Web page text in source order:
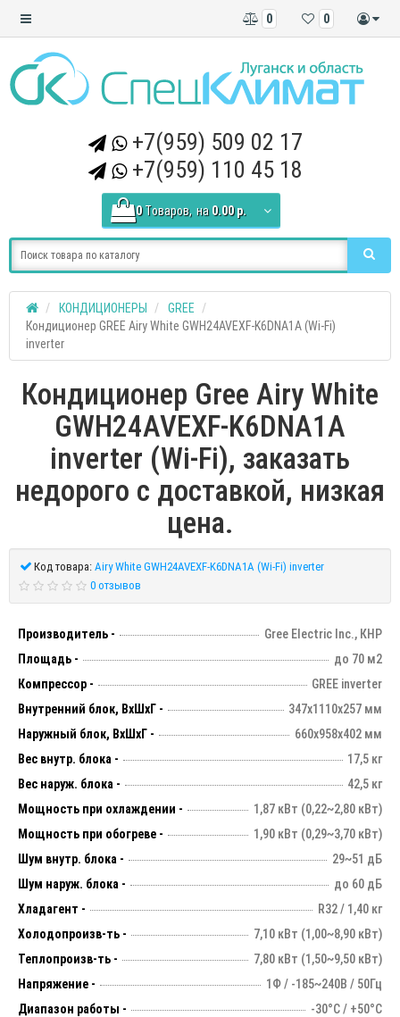
0
0
+7(959) 509 02 17
+7(959) 110 45 18
0 Tоваров, на 0.00 р.
КОНДИЦИОНЕРЫ
GREE
Кондиционер GREE Airy White GWH24AVEXF-K6DNA1A (Wi-Fi)
inverter
Кондиционер Gree Airy White
GWH24AVEXF-K6DNA1A
inverter (Wi-Fi), заказать
недорого с доставкой, низкая
цена.
Код товара: Airy White GWH24AVEXF-K6DNA1A (Wi-Fi) inverter
0 отзывов
Производитель -
Gree Electric Inc., КНР
Площадь -
до 70 м2
Компрессор -
GREE inverter
Внутренний блок, ВхШхГ -
347х1110х257 мм
Наружный блок, ВхШхГ -
660х958х402 мм
Вес внутр. блока -
17,5 кг
Вес наруж. блока -
42,5 кг
Мощность при охлаждении -
1,87 кВт (0,22~2,80 кВт)
Мощность при обогреве -
1,90 кВт (0,29~3,70 кВт)
Шум внутр. блока -
29~51 дБ
Шум наруж. блока -
до 60 дБ
Хладагент -
R32 / 1,40 кг
Холодопроизв-ть -
7,10 кВт (1,00~8,90 кВт)
Теплопроизв-ть -
7,80 кВт (1,50~9,50 кВт)
Напряжение -
1Ф / -185~240В / 50Гц
Диапазон работы -
-30°С / +50°С